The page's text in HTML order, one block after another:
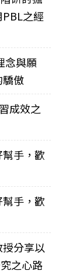
之經
念與願
驕傲
成效之
幫手，歡
幫手，歡
分享以
之心路